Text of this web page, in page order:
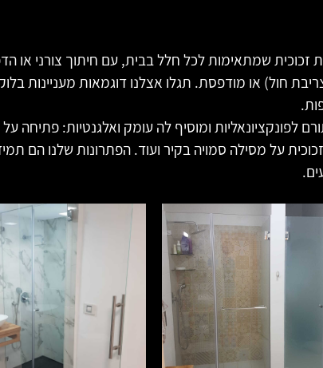
שמתאימות לכל חלל בבית, עם חיתוך צורני או
חול) או מודפסת. תגלו אצלנו דוגמאות מעניינות
לפונקציונאליות ומוסיף לה עומק ואלגנטיות: פתיחה על
על מסילה סמויה בקיר ועוד. הפתרונות שלנו הם